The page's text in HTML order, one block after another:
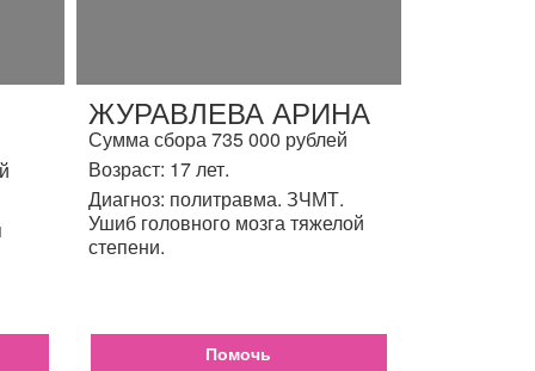
ЖУРАВЛЕВА АРИНА
Сумма сбора 735 000 рублей
Возраст: 17 лет.
Диагноз: политравма. ЗЧМТ.
Ушиб головного мозга тяжелой
степени.
Помочь